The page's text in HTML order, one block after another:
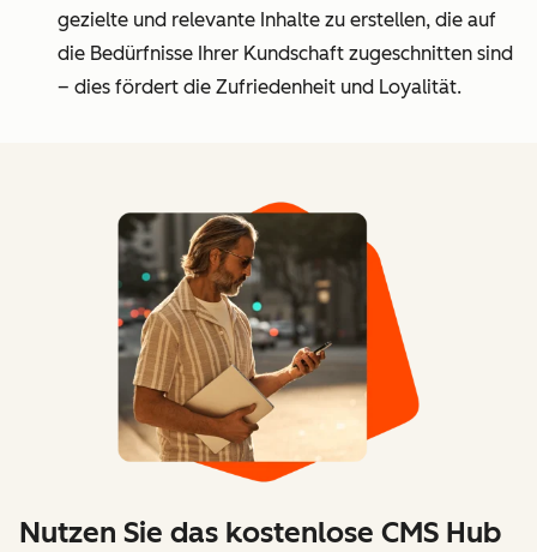
gezielte und relevante Inhalte zu erstellen, die auf
die Bedürfnisse Ihrer Kundschaft zugeschnitten sind
– dies fördert die Zufriedenheit und Loyalität.
Nutzen Sie das kostenlose CMS Hub